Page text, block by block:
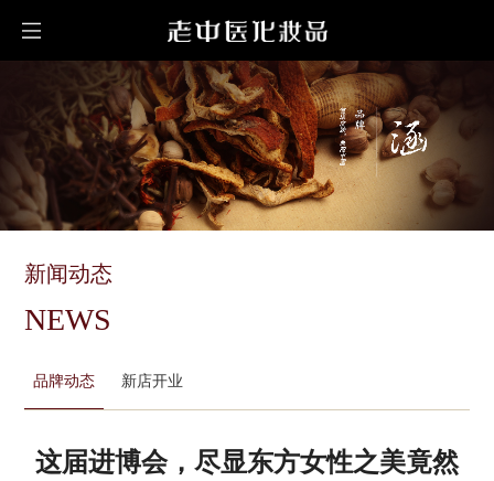
新闻动态
NEWS
品牌动态 新店开业
这届进博会，尽显东方女性之美竟然